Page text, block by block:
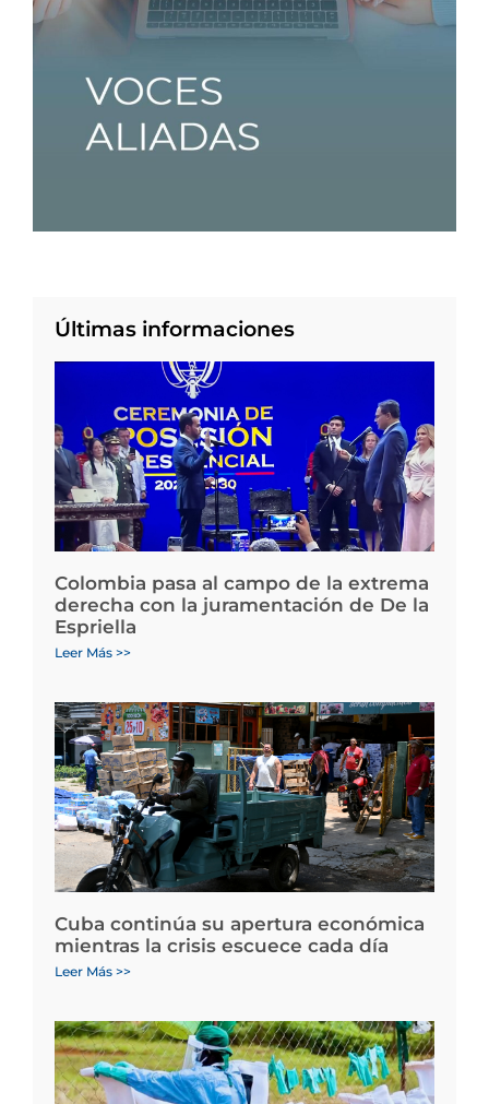
Últimas informaciones
Colombia pasa al campo de la extrema
derecha con la juramentación de De la
Espriella
Leer Más >>
Cuba continúa su apertura económica
mientras la crisis escuece cada día
Leer Más >>